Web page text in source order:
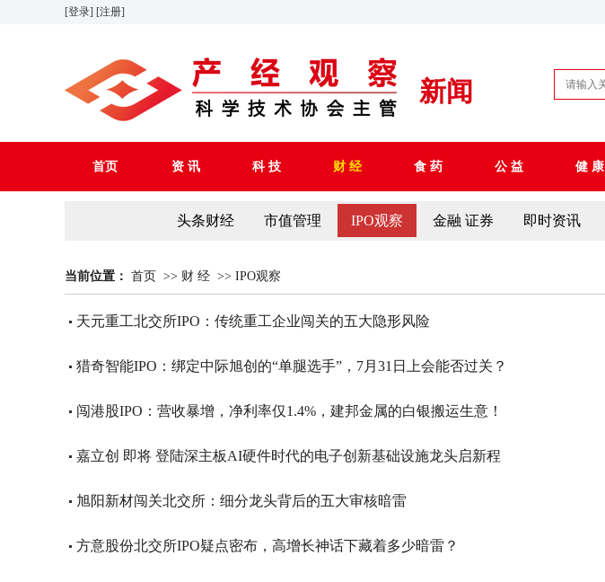
[登录] [注册]
新闻
首页 资 讯 科 技 财 经 食 药 公 益 健 康
头条财经 市值管理 IPO观察 金融 证券 即时资讯
当前位置： 首页 >> 财 经 >> IPO观察
天元重工北交所IPO：传统重工企业闯关的五大隐形风险
猎奇智能IPO：绑定中际旭创的“单腿选手”，7月31日上会能否过关？
闯港股IPO：营收暴增，净利率仅1.4%，建邦金属的白银搬运生意！
嘉立创 即将 登陆深主板AI硬件时代的电子创新基础设施龙头启新程
旭阳新材闯关北交所：细分龙头背后的五大审核暗雷
方意股份北交所IPO疑点密布，高增长神话下藏着多少暗雷？